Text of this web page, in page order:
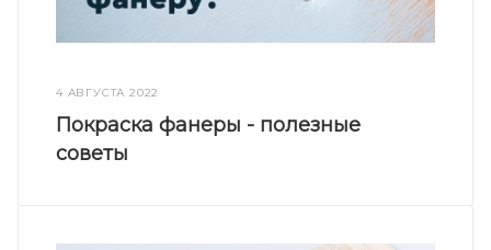
4 АВГУСТА 2022
Покраска фанеры - полезные
советы